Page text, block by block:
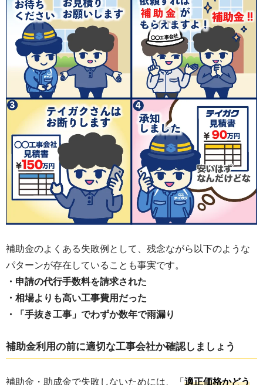
補助金のよくある失敗例として、残念ながら以下のような
パターンが存在していることも事実です。
・申請の代行手数料を請求された
・相場よりも高い工事費用だった
・「手抜き工事」でわずか数年で雨漏り
補助金利用の前に適切な工事会社か確認しましょう
補助金・助成金で失敗しないためには、「 適正価格かどう